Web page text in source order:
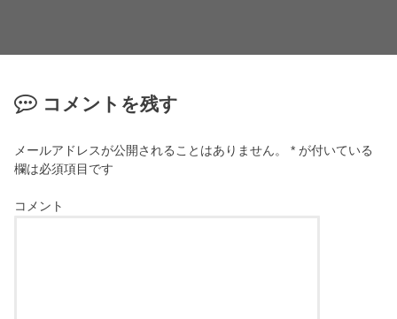
コメントを残す
メールアドレスが公開されることはありません。 * が付いている
欄は必須項目です
コメント